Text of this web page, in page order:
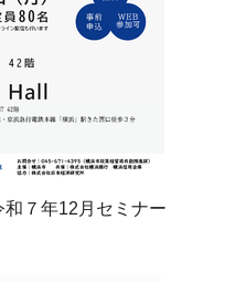
和７年12月セミナー